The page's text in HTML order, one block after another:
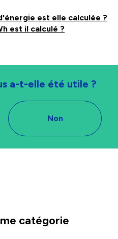
est elle calculée ?
est il calculé ?
a-t-elle été utile ?
Non
catégorie